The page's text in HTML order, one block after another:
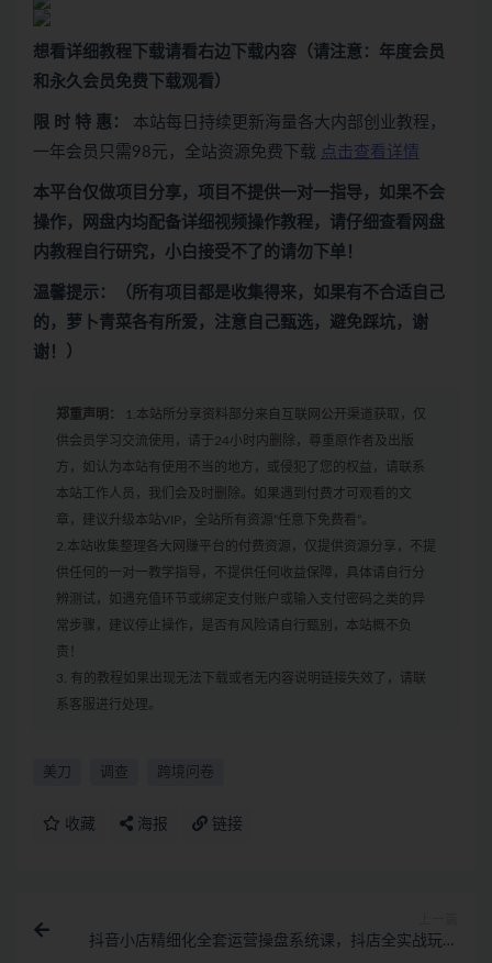
想看详细教程下载请看右边下载内容 （请注意：年度会员
和永久会员免费下载观看）
限 时 特 惠： 本站每日持续更新海量各大内部创业教程，
一年会员只需98元，全站资源免费下载 点击查看详情
本平台仅做项目分享，项目不提供一对一指导，如果不会
操作，网盘内均配备详细视频操作教程，请仔细查看网盘
内教程自行研究，小白接受不了的请勿下单！
温馨提示：（所有项目都是收集得来，如果有不合适自己
的，萝卜青菜各有所爱，注意自己甄选，避免踩坑，谢
谢！）
郑重声明：
1.本站所分享资料部分来自互联网公开渠道获取，仅
供会员学习交流使用，请于24小时内删除，尊重原作者及出版
方，如认为本站有使用不当的地方，或侵犯了您的权益，请联系
本站工作人员，我们会及时删除。如果遇到付费才可观看的文
章，建议升级本站VIP，全站所有资源“任意下免费看”。
2.本站收集整理各大网赚平台的付费资源，仅提供资源分享，不提
供任何的一对一教学指导，不提供任何收益保障，具体请自行分
辨测试，如遇充值环节或绑定支付账户或输入支付密码之类的异
常步骤，建议停止操作，是否有风险请自行甄别，本站概不负
责！
3. 有的教程如果出现无法下载或者无内容说明链接失效了，请联
系客服进行处理。
美刀 调查 跨境问卷
收藏 海报 链接
抖音小店精细化全套运营操盘系统课，抖店全实战玩法